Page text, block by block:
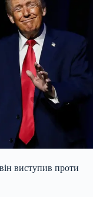
виступив проти